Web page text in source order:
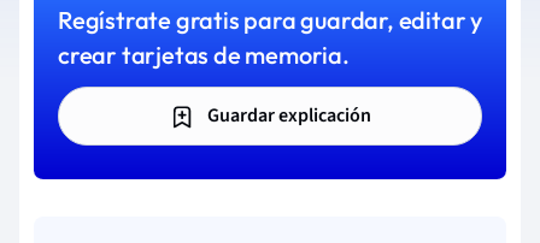
Regístrate gratis para guardar, editar y
crear tarjetas de memoria.
Guardar explicación